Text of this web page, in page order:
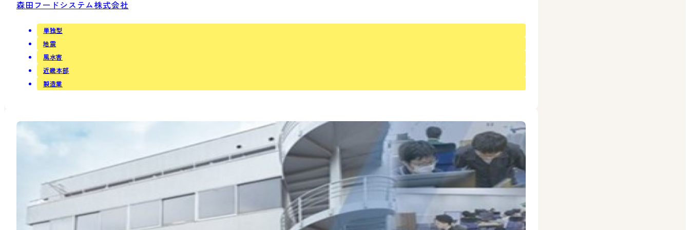
森田フードシステム株式会社
単独型
地震
風水害
近畿本部
製造業